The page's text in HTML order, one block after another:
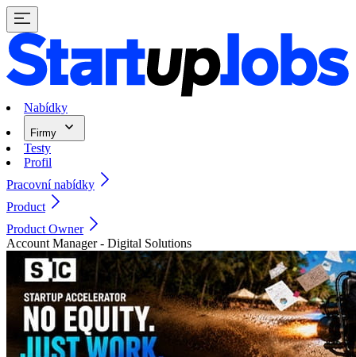
Nabídky
Firmy
Testy
Profil
Pracovní nabídky
Product
Product Owner
Account Manager - Digital Solutions